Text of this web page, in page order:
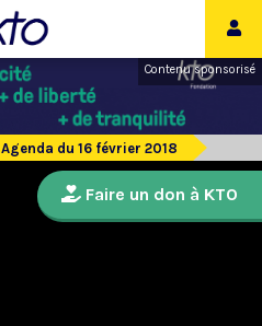
Contenu sponsorisé
Agenda du 16 février 2018
Faire un don à KTO